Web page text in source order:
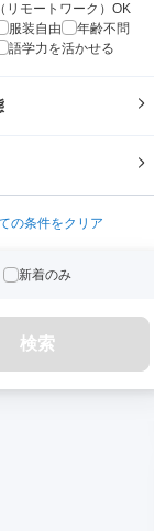
リモートワーク）OK
服装自由
年齢不問
語学力を活かせる
の条件をクリア
新着のみ
検索